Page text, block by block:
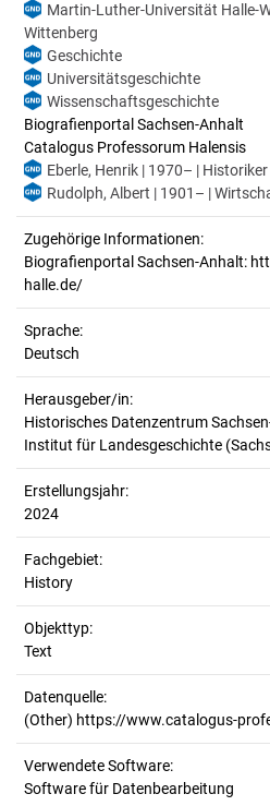
Martin-Luther-Universität Halle-
Wittenberg
Geschichte
Universitätsgeschichte
Wissenschaftsgeschichte
Biografienportal Sachsen-Anhalt
Catalogus Professorum Halensis
Eberle, Henrik | 1970– | Historiker
Rudolph, Albert | 1901– |
Zugehörige Informationen:
Biografienportal Sachsen-Anhalt:
halle.de/
Sprache:
Deutsch
Herausgeber/in:
Historisches Datenzentrum
Institut für Landesgeschichte
Erstellungsjahr:
2024
Fachgebiet:
History
Objekttyp:
Text
Datenquelle:
(Other) https://www.catalogus-
Verwendete Software:
Software für Datenbearbeitung